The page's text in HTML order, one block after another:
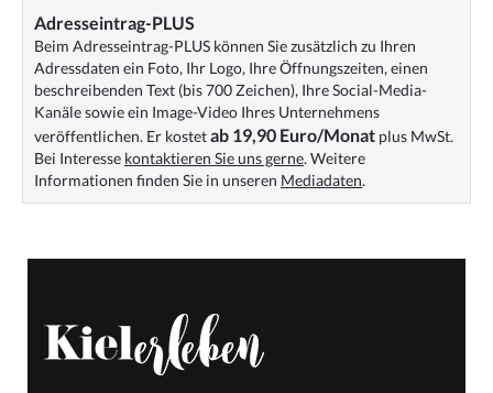
Adresseintrag-PLUS
Beim Adresseintrag-PLUS können Sie zusätzlich zu Ihren
Adressdaten ein Foto, Ihr Logo, Ihre Öffnungszeiten, einen
beschreibenden Text (bis 700 Zeichen), Ihre Social-Media-
Kanäle sowie ein Image-Video Ihres Unternehmens
veröffentlichen. Er kostetab 19,90 Euro/Monat plus MwSt.
Bei Interesse kontaktieren Sie uns gerne. Weitere
Informationen finden Sie in unseren Mediadaten.